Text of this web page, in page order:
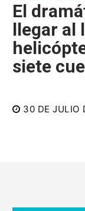
El
llegar al
siete
30 DE JULIO